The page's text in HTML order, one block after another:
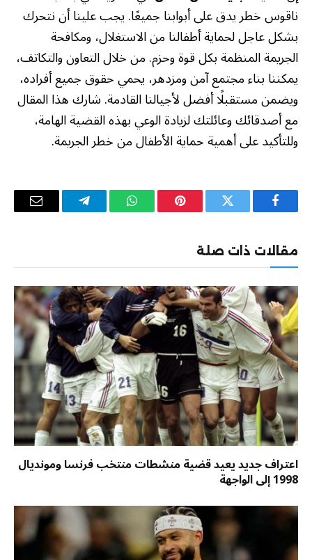
ناقوس خطر يدق على أبوابنا جميعًا. يجب علينا أن نتحرك
بشكل عاجل لحماية أطفالنا من الاستغلال، ومكافحة
الجريمة المنظمة بكل قوة وحزم. من خلال التعاون والتكاتف،
يمكننا بناء مجتمع آمن ومزدهر، يحمي حقوق جميع أفراده،
ويضمن مستقبلًا أفضل لأجيالنا القادمة. شارك هذا المقال
مع أصدقائك وعائلتك لزيادة الوعي بهذه القضية الهامة،
وللتأكيد على أهمية حماية الأطفال من خطر الجريمة.
فيسبوك تويتر بينتيريستواتساب تيلقرام
البريد
مقالات ذات صلة
اعتراف جديد يعيد قضية منشطات منتخب فرنسا ومونديال
1998 إلى الواجهة